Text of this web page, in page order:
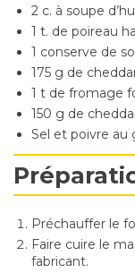
2 c. à soupe
1 t. de poireau
1 conserve de
175 g de
1 t de fromage
150 g de
Sel et poivre au
Préchauffer le
Faire cuire le
fabricant.